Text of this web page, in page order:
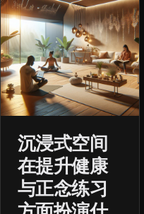
沉浸式空间
在提升健康
与正念练习